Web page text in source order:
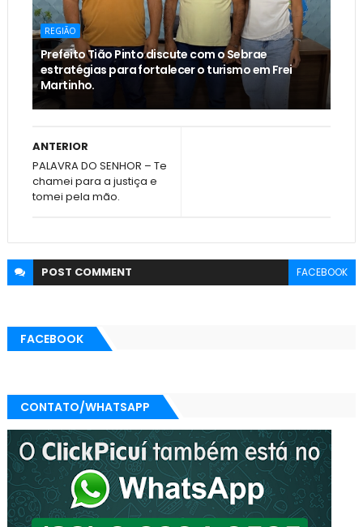
REGIÃO
Prefeito Tião Pinto discute com o Sebrae
estratégias para fortalecer o turismo em Frei
Martinho.
ANTERIOR
PALAVRA DO SENHOR – Te
chamei para a justiça e
tomei pela mão.
POST COMMENT FACEBOOK
FACEBOOK
CONTATO/WHATSAPP